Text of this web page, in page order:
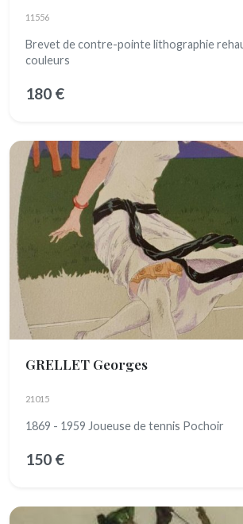
11556
Brevet de contre-pointe lithographie
couleurs
180 €
GRELLET Georges
21015
1869 - 1959 Joueuse de tennis Pochoir
150 €